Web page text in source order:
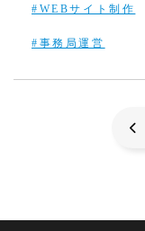
#WEBサイト制作
#事務局運営